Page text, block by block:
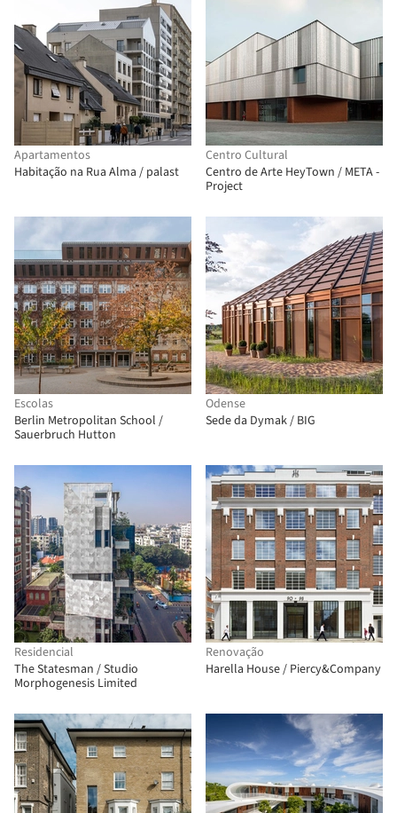
Apartamentos
Habitação na Rua Alma / palast
Centro Cultural
Centro de Arte HeyTown / META -
Project
Escolas
Berlin Metropolitan School /
Sauerbruch Hutton
Odense
Sede da Dymak / BIG
Residencial
The Statesman / Studio
Morphogenesis Limited
Renovação
Harella House / Piercy&Company